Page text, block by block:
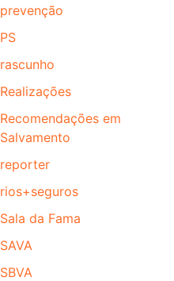
prevenção
PS
rascunho
Realizações
Recomendações em
Salvamento
reporter
rios+seguros
Sala da Fama
SAVA
SBVA